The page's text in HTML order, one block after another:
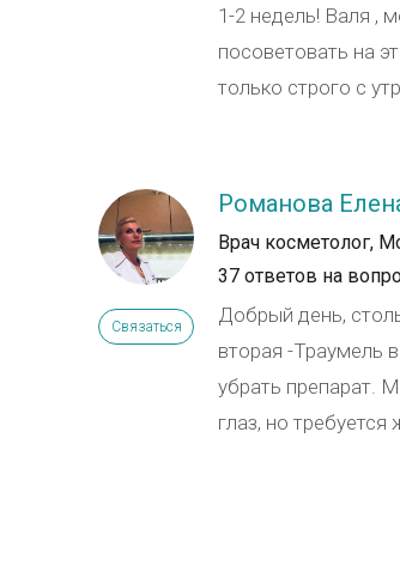
1-2 недель! Валя ,
посоветовать на
только строго с
Связаться
Романова
Врач косметолог,
37 ответов на
Добрый день,
вторая -Траумель
убрать препарат.
глаз, но